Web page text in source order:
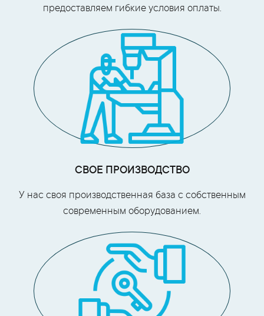
предоставляем гибкие условия оплаты.
СВОЕ ПРОИЗВОДСТВО
У нас своя производственная база с собственным
современным оборудованием.